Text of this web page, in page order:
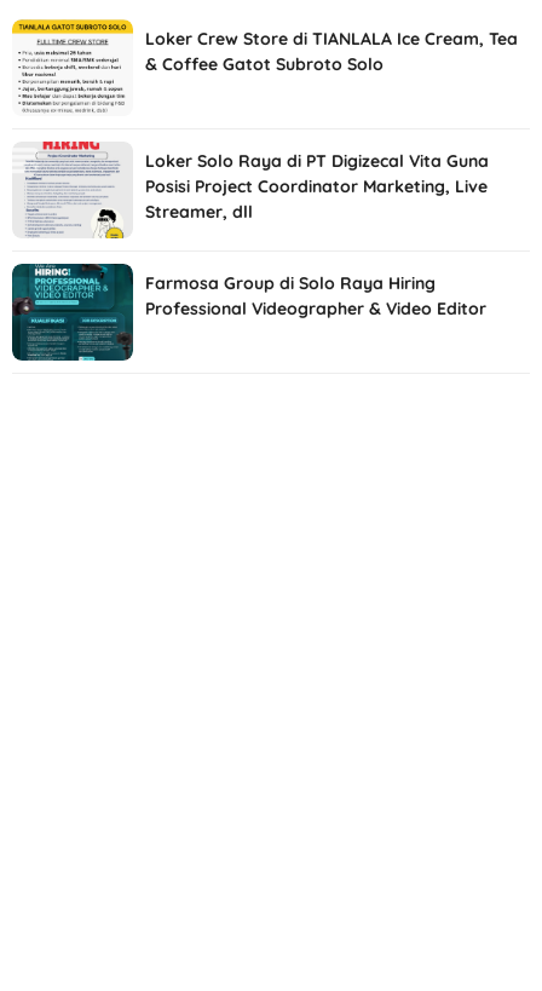
Loker Crew Store di TIANLALA Ice Cream, Tea
& Coffee Gatot Subroto Solo
Loker Solo Raya di PT Digizecal Vita Guna
Posisi Project Coordinator Marketing, Live
Streamer, dll
Farmosa Group di Solo Raya Hiring
Professional Videographer & Video Editor